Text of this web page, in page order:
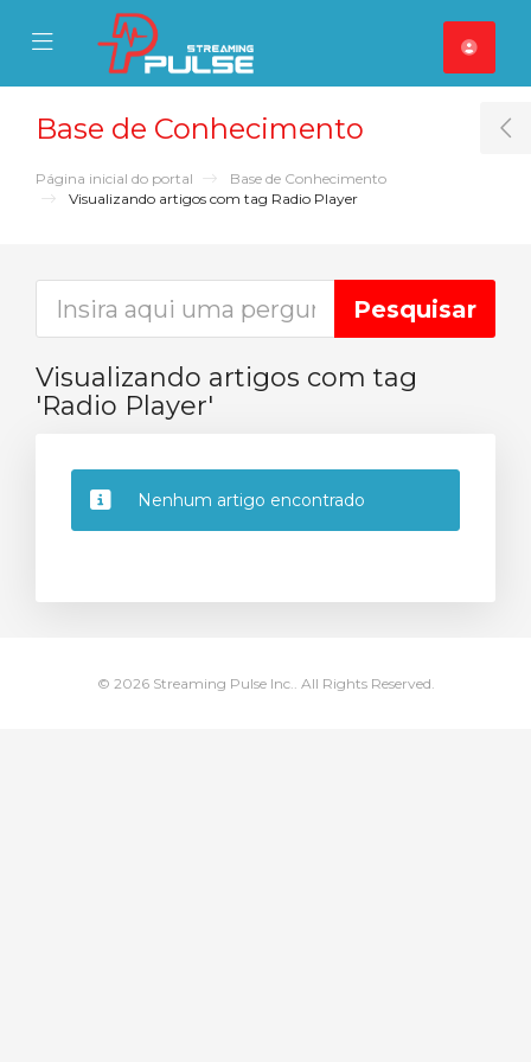
Mobile Menu
Mobile Menu
Base de Conhecimento
Página inicial do portal
Base de Conhecimento
Visualizando artigos com tag Radio Player
Visualizando artigos com tag
'Radio Player'
Nenhum artigo encontrado
© 2026 Streaming Pulse Inc.. All Rights Reserved.